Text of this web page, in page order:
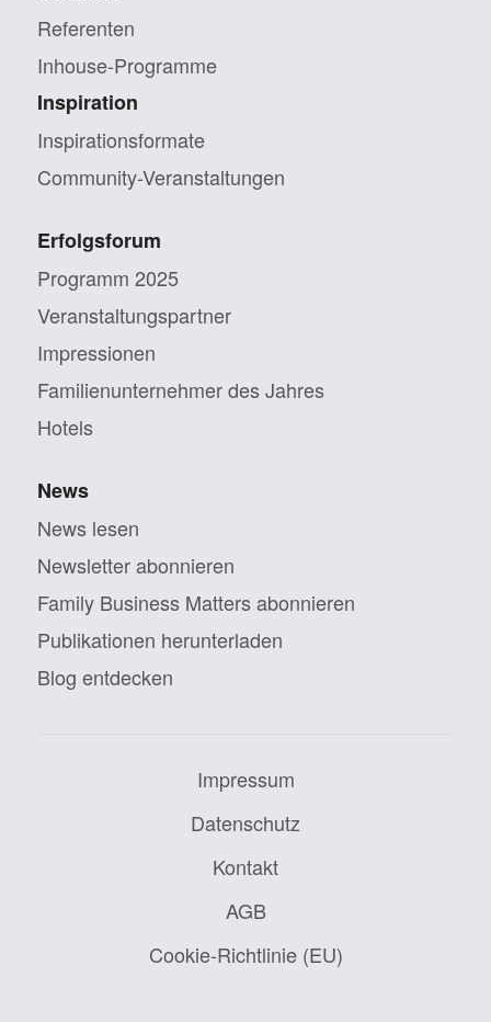
Referenten
Inhouse-Programme
Inspiration
Inspirationsformate
Community-Veranstaltungen
Erfolgsforum
Programm 2025
Veranstaltungs­partner
Impressionen
Familien­unternehmer des Jahres
Hotels
News
News lesen
Newsletter abonnieren
Family Business Matters abonnieren
Publikationen herunterladen
Blog entdecken
Impressum
Datenschutz
Kontakt
AGB
Cookie-Richtlinie (EU)